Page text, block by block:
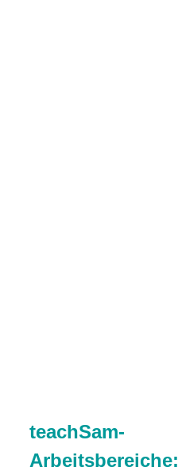
teachSam-
Arbeitsbereiche: